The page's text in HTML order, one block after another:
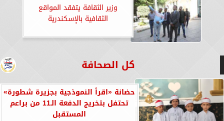
وزير الثقافة يتفقد المواقع
الثقافية بالإسكندرية
كل الصحافة
حضانة «اقرأ النموذجية بجزيرة شطورة»
تحتفل بتخريج الدفعة الـ11 من براعم
المستقبل